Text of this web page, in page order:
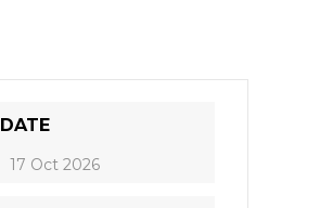
DATE
17 Oct 2026